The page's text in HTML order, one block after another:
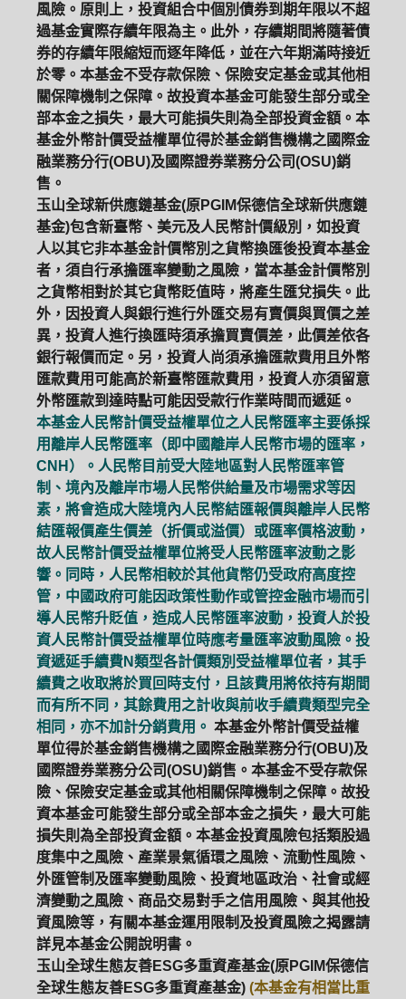
風險。原則上，投資組合中個別債券到期年限以不超
過基金實際存續年限為主。此外，存續期間將隨著債
券的存續年限縮短而逐年降低，並在六年期滿時接近
於零。本基金不受存款保險、保險安定基金或其他相
關保障機制之保障。故投資本基金可能發生部分或全
部本金之損失，最大可能損失則為全部投資金額。本
基金外幣計價受益權單位得於基金銷售機構之國際金
融業務分行(OBU)及國際證券業務分公司(OSU)銷
售。
玉山全球新供應鏈基金(原PGIM保德信全球新供應鏈
基金)包含新臺幣、美元及人民幣計價級別，如投資
人以其它非本基金計價幣別之貨幣換匯後投資本基金
者，須自行承擔匯率變動之風險，當本基金計價幣別
之貨幣相對於其它貨幣貶值時，將產生匯兌損失。此
外，因投資人與銀行進行外匯交易有賣價與買價之差
異，投資人進行換匯時須承擔買賣價差，此價差依各
銀行報價而定。另，投資人尚須承擔匯款費用且外幣
匯款費用可能高於新臺幣匯款費用，投資人亦須留意
外幣匯款到達時點可能因受款行作業時間而遞延。
本基金人民幣計價受益權單位之人民幣匯率主要係採
用離岸人民幣匯率（即中國離岸人民幣市場的匯率，
CNH）。人民幣目前受大陸地區對人民幣匯率管
制、境內及離岸市場人民幣供給量及市場需求等因
素，將會造成大陸境內人民幣結匯報價與離岸人民幣
結匯報價產生價差（折價或溢價）或匯率價格波動，
故人民幣計價受益權單位將受人民幣匯率波動之影
響。同時，人民幣相較於其他貨幣仍受政府高度控
管，中國政府可能因政策性動作或管控金融市場而引
導人民幣升貶值，造成人民幣匯率波動，投資人於投
資人民幣計價受益權單位時應考量匯率波動風險。投
資遞延手續費N類型各計價類別受益權單位者，其手
續費之收取將於買回時支付，且該費用將依持有期間
而有所不同，其餘費用之計收與前收手續費類型完全
相同，亦不加計分銷費用。 本基金外幣計價受益權
單位得於基金銷售機構之國際金融業務分行(OBU)及
國際證券業務分公司(OSU)銷售。本基金不受存款保
險、保險安定基金或其他相關保障機制之保障。故投
資本基金可能發生部分或全部本金之損失，最大可能
損失則為全部投資金額。本基金投資風險包括類股過
度集中之風險、產業景氣循環之風險、流動性風險、
外匯管制及匯率變動風險、投資地區政治、社會或經
濟變動之風險、商品交易對手之信用風險、與其他投
資風險等，有關本基金運用限制及投資風險之揭露請
詳見本基金公開說明書。
玉山全球生態友善ESG多重資產基金(原PGIM保德信
全球生態友善ESG多重資產基金) (本基金有相當比重